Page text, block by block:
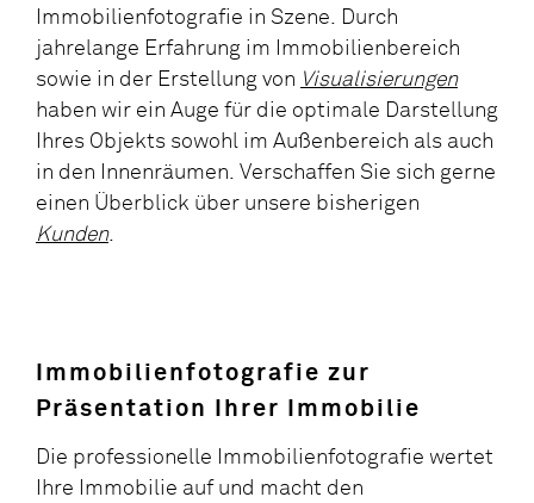
Immobilienfotografie in Szene. Durch
jahrelange Erfahrung im Immobilienbereich
sowie in der Erstellung von Visualisierungen
haben wir ein Auge für die optimale Darstellung
Ihres Objekts sowohl im Außenbereich als auch
in den Innenräumen. Verschaffen Sie sich gerne
einen Überblick über unsere bisherigen
Kunden.
Immobilienfotografie zur
Präsentation Ihrer Immobilie
Die professionelle Immobilienfotografie wertet
Ihre Immobilie auf und macht den